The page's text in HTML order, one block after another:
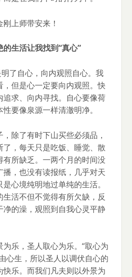
上师带安来！
生活让我找到“真心”
明了自心，向内观照自心。我
，但是心一定要向内观照。快
追求、向内寻找。自心要像荷
要像泉源一样清澈明净。
除了有时下山买些必须品，
，每天只是吃饭、睡觉、散
有所缺乏。一两个月的时间没
，也没有读报纸，几乎对天
心境纯明地过单纯的生活。
活不但不觉得有所欠缺，反
净的澡，观照到自我心灵平静
乐，圣人取心为乐。“取心为
心生，所以圣人以调伏自心的
乐。而我们凡夫则以外景为